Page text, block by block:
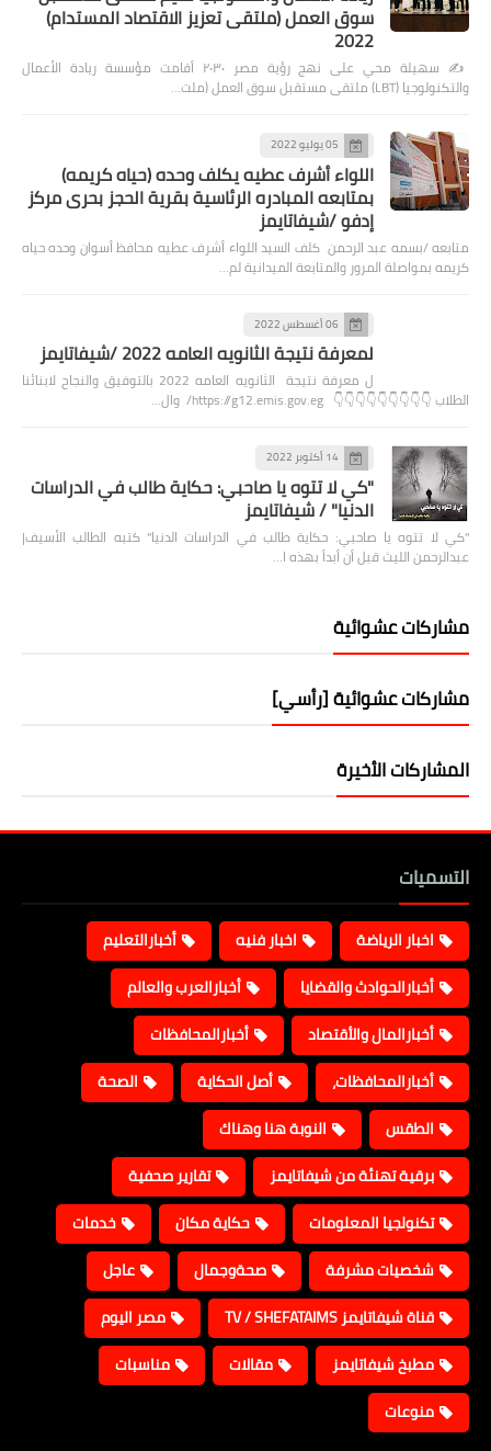
سوق العمل (ملتقى تعزيز الاقتصاد المستدام)
2022
✍️ سهيلة محي على نهج رؤية مصر ٢٠٣٠ أقامت مؤسسة ريادة الأعمال
والتكنولوجيا (LBT) ملتقى مستقبل سوق العمل (ملت…
05 يوليو 2022
اللواء أشرف عطيه يكلف وحده (حياه كريمه)
بمتابعه المبادره الرئاسية بقرية الحجز بحرى مركز
إدفو /شيفاتايمز
متابعه /بسمه عبد الرحمن كلف السيد اللواء أشرف عطيه محافظ أسوان وحده حياه
كريمه بمواصلة المرور والمتابعة الميدانية لم…
06 أغسطس 2022
لمعرفة نتيجة الثانويه العامه 2022 /شيفاتايمز
ل معرفة نتيجة الثانويه العامه 2022 بالتوفيق والنجاح لابنائنا
الطلاب 👇👇👇👇👇👇👇👇👇 https://g12.emis.gov.eg/ وال…
14 أكتوبر 2022
"كي لا تتوه يا صاحبي: حكاية طالب في الدراسات
الدنيا" / شيفاتايمز
"كي لا تتوه يا صاحبي: حكاية طالب في الدراسات الدنيا" كتبه الطالب الأسيف|
عبدالرحمن الليث قبل أن أبدأ بهذه ا…
مشاركات عشوائية
مشاركات عشوائية [رأسي]
المشاركات الأخيرة
التسميات
اخبار الرياضة اخبار فنيه
أخبارالتعليم
أخبارالحوادث والقضايا
أخبارالعرب والعالم
أخبارالمال والأقتصاد
أخبارالمحافظات
أخبارالمحافظات،
أصل الحكاية
الصحة
الطقس
النوبة هنا وهناك
برقية تهنئة من شيفاتايمز
تقارير صحفية
تكنولجيا المعلومات
حكاية مكان
خدمات
شخصيات مشرفة
صحةوجمال
عاجل
قناة شيفاتايمز TV / SHEFATAIMS
مصر اليوم
مطبخ شيفاتايمز
مقالات
مناسبات
منوعات